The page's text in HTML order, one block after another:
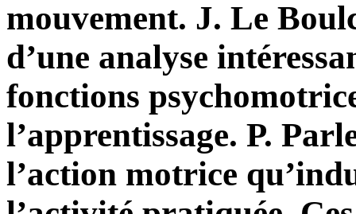
mouvement. J. Le
d’une analyse
fonctions
l’apprentissage. P.
l’action motrice